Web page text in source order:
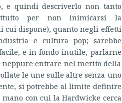
e quindi descriverlo non tanto
per non inimicarsi la
cui dispone), quanto negli effetti
e cultura pop; sarebbe
e in fondo inutile, parlarne
neppure entrare nel merito della
le une sulle altre senza uno
si potrebbe al limite definire
con cui la Hardwicke cerca